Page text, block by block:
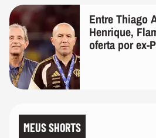
Entre Thiago
Henrique,
oferta por ex-
MEUS SHORTS